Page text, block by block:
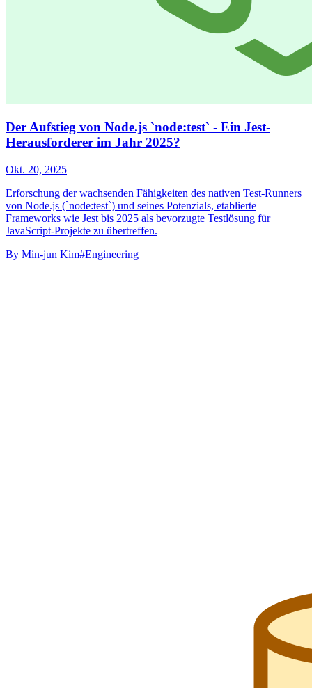
Der Aufstieg von Node.js `node:test` - Ein Jest-
Herausforderer im Jahr 2025?
Okt. 20, 2025
Erforschung der wachsenden Fähigkeiten des nativen Test-Runners
von Node.js (`node:test`) und seines Potenzials, etablierte
Frameworks wie Jest bis 2025 als bevorzugte Testlösung für
JavaScript-Projekte zu übertreffen.
By Min-jun Kim#Engineering